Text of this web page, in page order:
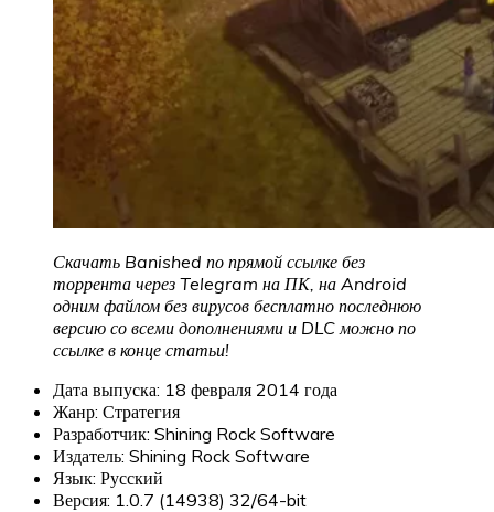
Скачать Banished по прямой ссылке без
торрента через Telegram на ПК, на Android
одним файлом без вирусов бесплатно последнюю
версию со всеми дополнениями и DLC можно по
ссылке в конце статьи!
Дата выпуска: 18 февраля 2014 года
Жанр: Стратегия
Разработчик: Shining Rock Software
Издатель: Shining Rock Software
Язык: Русский
Версия: 1.0.7 (14938) 32/64-bit